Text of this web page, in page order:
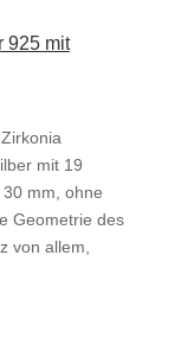
925 mit
mit 19
mm, ohne
Geometrie des
von allem,